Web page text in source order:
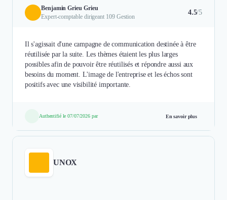
Benjamin Grieu Grieu
Expert-comptable dirigeant 109 Gestion
4.5/5
Il s'agissait d'une campagne de communication destinée à être
réutilisée par la suite. Les thèmes étaient les plus larges
possibles afin de pouvoir être réutilisés et répondre aussi aux
besoins du moment. L'image de l'entreprise et les échos sont
positifs avec une visibilité importante.
Authentifié le 07/07/2026 par En savoir plus
UNOX